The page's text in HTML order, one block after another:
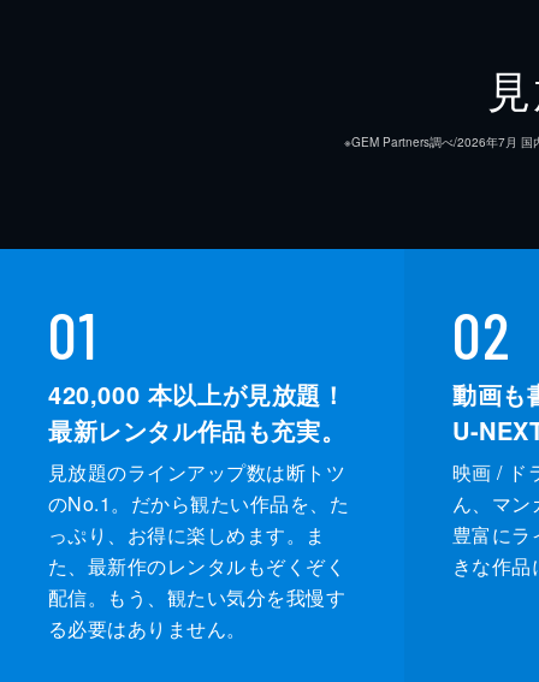
※GEM Partners調べ/2026年7⽉ 国
01
420,000 本以上が見放題！
最新レンタル作品も充実。
見放題のラインアップ数は断トツ
のNo.1。だから観たい作品を、た
っぷり、お得に楽しめます。ま
た、最新作のレンタルもぞくぞく
配信。もう、観たい気分を我慢す
る必要はありません。
02
動画も
U-
映画 / ド
ん、マン
豊富にラ
きな作